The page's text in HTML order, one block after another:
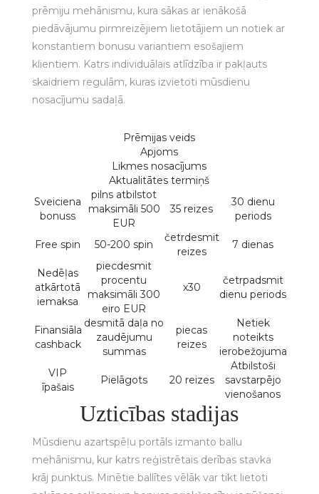
prēmiju mehānismu, kura sākas ar ienākošā
piedāvājumu pirmreizējiem lietotājiem un notiek ar
konstantiem bonusu variantiem esošajiem
klientiem. Katrs individuālais atlīdzība ir pakļauts
skaidriem regulām, kuras izvietoti mūsdienu
nosacījumu sadaļā.
Prēmijas veids
Apjoms
Likmes nosacījums
Aktualitātes termiņš
Sveiciena
bonuss
pilns atbilstot
maksimāli 500
EUR
35 reizes
30 dienu
periods
Free spin 50-200 spin
četrdesmit
reizes
7 dienas
Nedēļas
atkārtotā
iemaksa
piecdesmit
procentu
maksimāli 300
eiro EUR
x30
četrpadsmit
dienu periods
Finansiāla
cashback
desmitā daļa no
zaudējumu
summas
piecas
reizes
Netiek
noteikts
ierobežojuma
VIP
īpašais
Pielāgots 20 reizes
Atbilstoši
savstarpējo
vienošanos
Uzticības stadijas
Mūsdienu azartspēļu portāls izmanto ballu
mehānismu, kur katrs reģistrētais derības stavka
krāj punktus. Minētie ballītes vēlāk var tikt lietoti